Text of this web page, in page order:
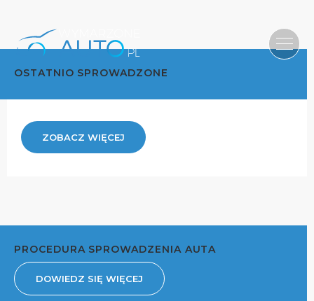
OSTATNIO SPROWADZONE
ZOBACZ WIĘCEJ
PROCEDURA SPROWADZENIA AUTA
DOWIEDZ SIĘ WIĘCEJ